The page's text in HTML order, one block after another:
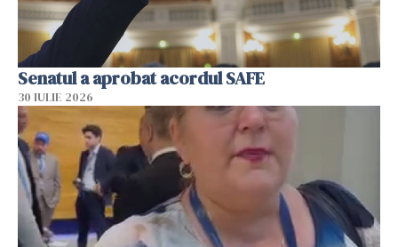
Senatul a aprobat acordul SAFE
30 IULIE 2026